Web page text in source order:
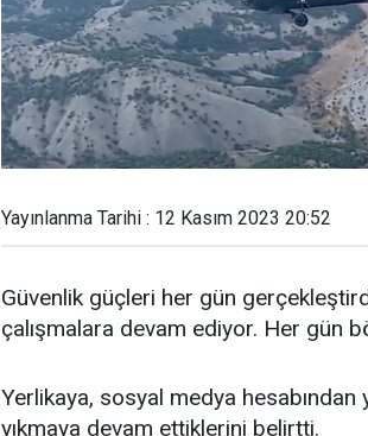
Yayınlanma Tarihi : 12 Kasım 2023 20:52
Güvenlik güçleri her gün
çalışmalara devam ediyor. Her gün
Yerlikaya, sosyal medya hesabından
yıkmaya devam ettiklerini belirtti.